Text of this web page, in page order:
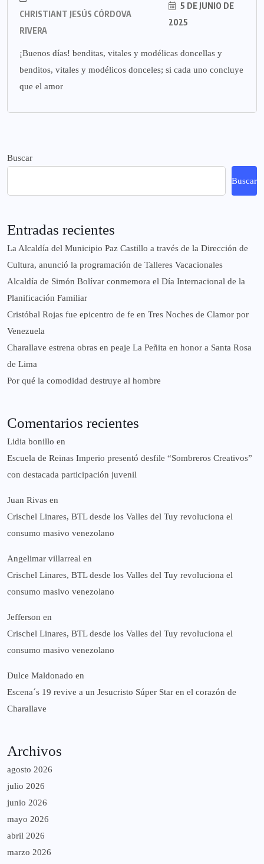
CHRISTIANT JESÚS CÓRDOVA
RIVERA
5 DE JUNIO DE
2025
¡Buenos días! benditas, vitales y modélicas doncellas y
benditos, vitales y modélicos donceles; si cada uno concluye
que el amor
Buscar
Buscar
Entradas recientes
La Alcaldía del Municipio Paz Castillo a través de la Dirección de
Cultura, anunció la programación de Talleres Vacacionales
Alcaldía de Simón Bolívar conmemora el Día Internacional de la
Planificación Familiar
Cristóbal Rojas fue epicentro de fe en Tres Noches de Clamor por
Venezuela
Charallave estrena obras en peaje La Peñita en honor a Santa Rosa
de Lima
Por qué la comodidad destruye al hombre
Comentarios recientes
Lidia bonillo en
Escuela de Reinas Imperio presentó desfile “Sombreros Creativos”
con destacada participación juvenil
Juan Rivas en
Crischel Linares, BTL desde los Valles del Tuy revoluciona el
consumo masivo venezolano
Angelimar villarreal en
Crischel Linares, BTL desde los Valles del Tuy revoluciona el
consumo masivo venezolano
Jefferson en
Crischel Linares, BTL desde los Valles del Tuy revoluciona el
consumo masivo venezolano
Dulce Maldonado en
Escena´s 19 revive a un Jesucristo Súper Star en el corazón de
Charallave
Archivos
agosto 2026
julio 2026
junio 2026
mayo 2026
abril 2026
marzo 2026